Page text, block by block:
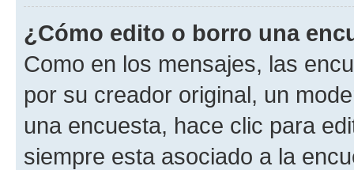
¿Cómo edito o borro una
Como en los mensajes, las
por su creador original, un
una encuesta, hace clic para
siempre esta asociado a la